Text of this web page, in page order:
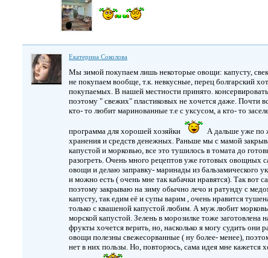
Екатерина Соколова
Мы зимой покупаем лишь некоторые овощи: капусту,
не покупаем вообще, т.к. невкусные, перец болгарский
покупаемых. В нашей местности принято.
поэтому " свежих" пластиковых не хочется даже. Почти
кто- то любит маринованные т.е с уксусом, а кто- то
программа для хорошей хозяйки
А дальше уже по
хранения и средств денежных. Раньше мы с мамой
капустой и морковью, все это тушилось в томата до
разогреть. Очень много рецептов уже готовых овощных
овощи и делаю заправку- маринады из бальзамического
и можно есть ( очень мне так кабачки нравятся). Так
поэтому закрываю на зиму обычно лечо и ратунду с
капусту, так едим её и супы варим , очень нравится
только с квашеной капустой любим. А муж любит
морской капустой. Зелень в морозилке тоже
фрукты хочется верить, но, насколько я могу судить
овощи полезны свежесорванные ( ну более- менее),
нет в них пользы. Но, повторюсь, сама идея мне кажется